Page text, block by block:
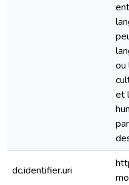
ou
et
dc.identifier.uri